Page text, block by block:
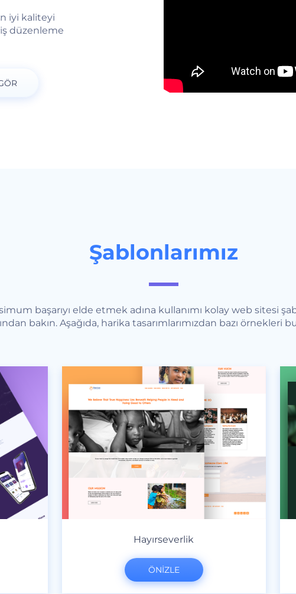
iyi kaliteyi
düzenleme
Şablonlarımız
başarıyı elde etmek adına kullanımı kolay web sitesi
bakın. Aşağıda, harika tasarımlarımızdan bazı örnekleri
Hayırseverlik
ÖNİZLE